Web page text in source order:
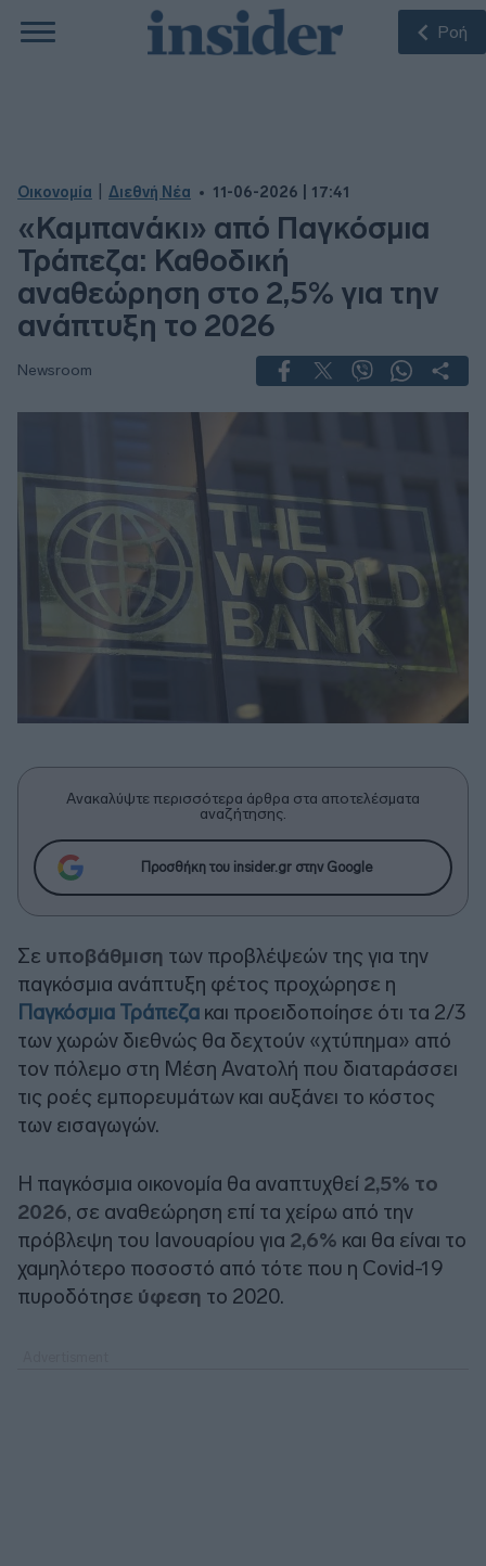
Ροή
Οικονομία Διεθνή Νέα 11-06-2026 | 17:41
«Καμπανάκι» από Παγκόσμια
Τράπεζα: Καθοδική
αναθεώρηση στο 2,5% για την
ανάπτυξη το 2026
Newsroom
Ανακαλύψτε περισσότερα άρθρα στα αποτελέσματα
αναζήτησης.
Προσθήκη του insider.gr στην Google
Σε υποβάθμιση των προβλέψεών της για την
παγκόσμια ανάπτυξη φέτος προχώρησε η
Παγκόσμια Τράπεζα και προειδοποίησε ότι τα 2/3
των χωρών διεθνώς θα δεχτούν «χτύπημα» από
τον πόλεμο στη Μέση Ανατολή που διαταράσσει
τις ροές εμπορευμάτων και αυξάνει το κόστος
των εισαγωγών.
Η παγκόσμια οικονομία θα αναπτυχθεί 2,5% το
2026, σε αναθεώρηση επί τα χείρω από την
πρόβλεψη του Ιανουαρίου για 2,6% και θα είναι το
χαμηλότερο ποσοστό από τότε που η Covid-19
πυροδότησε ύφεση το 2020.